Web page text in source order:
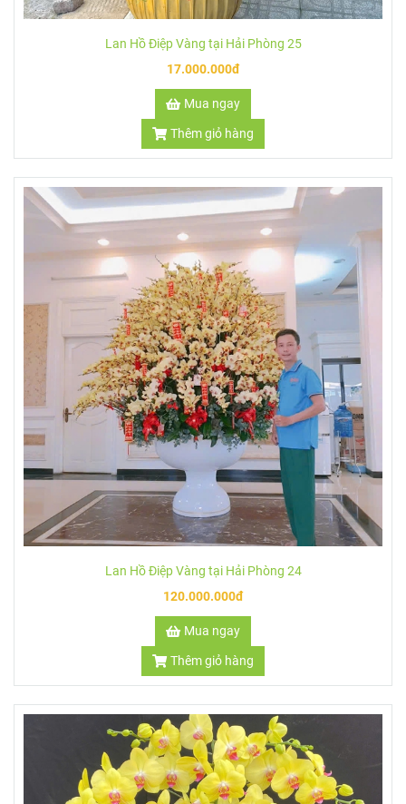
Lan Hồ Điệp Vàng tại Hải Phòng 25
17.000.000đ
Mua ngay
Thêm giỏ hàng
Lan Hồ Điệp Vàng tại Hải Phòng 24
120.000.000đ
Mua ngay
Thêm giỏ hàng